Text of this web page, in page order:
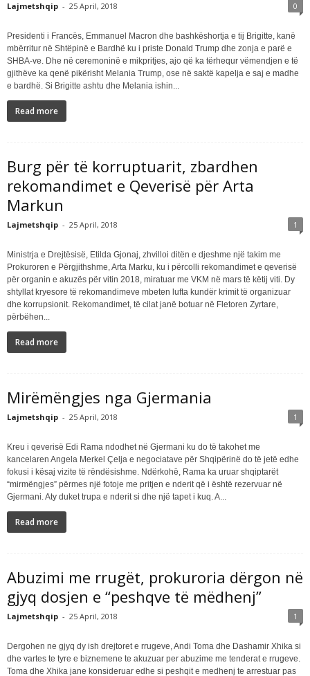
Lajmetshqip - 25 April, 2018 0
Presidenti i Francës, Emmanuel Macron dhe bashkëshortja e tij Brigitte, kanë
mbërritur në Shtëpinë e Bardhë ku i priste Donald Trump dhe zonja e parë e
SHBA-ve. Dhe në ceremoninë e mikpritjes, ajo që ka tërhequr vëmendjen e të
gjithëve ka qenë pikërisht Melania Trump, ose në saktë kapelja e saj e madhe
e bardhë. Si Brigitte ashtu dhe Melania ishin...
Read more
Burg për të korruptuarit, zbardhen
rekomandimet e Qeverisë për Arta
Markun
Lajmetshqip - 25 April, 2018 1
Ministrja e Drejtësisë, Etilda Gjonaj, zhvilloi ditën e djeshme një takim me
Prokuroren e Përgjithshme, Arta Marku, ku i përcolli rekomandimet e qeverisë
për organin e akuzës për vitin 2018, miratuar me VKM në mars të këtij viti. Dy
shtyllat kryesore të rekomandimeve mbeten lufta kundër krimit të organizuar
dhe korrupsionit. Rekomandimet, të cilat janë botuar në Fletoren Zyrtare,
përbëhen...
Read more
Mirëmëngjes nga Gjermania
Lajmetshqip - 25 April, 2018 1
Kreu i qeverisë Edi Rama ndodhet në Gjermani ku do të takohet me
kancelaren Angela Merkel Çelja e negociatave për Shqipërinë do të jetë edhe
fokusi i kësaj vizite të rëndësishme. Ndërkohë, Rama ka uruar shqiptarët
“mirmëngjes” përmes një fotoje me pritjen e nderit që i është rezervuar në
Gjermani. Aty duket trupa e nderit si dhe një tapet i kuq. A...
Read more
Abuzimi me rrugët, prokuroria dërgon në
gjyq dosjen e “peshqve të mëdhenj”
Lajmetshqip - 25 April, 2018 1
Dergohen ne gjyq dy ish drejtoret e rrugeve, Andi Toma dhe Dashamir Xhika si
dhe vartes te tyre e biznemene te akuzuar per abuzime me tenderat e rrugeve.
Toma dhe Xhika jane konsideruar edhe si peshqit e medhenj te arrestuar pas